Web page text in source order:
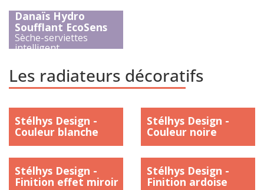
Danaïs Hydro
Soufflant EcoSens
Sèche-serviettes
intelligent
Les radiateurs décoratifs
Stélhys Design -
Couleur blanche
Stélhys Design -
Couleur noire
Stélhys Design -
Finition effet miroir
Stélhys Design -
Finition ardoise